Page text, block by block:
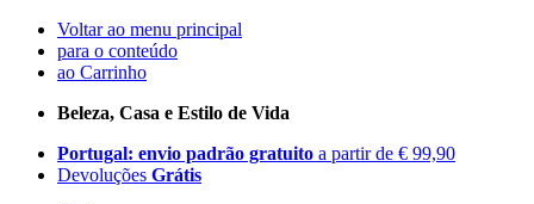
Voltar ao menu principal
para o conteúdo
ao Carrinho
Beleza, Casa e Estilo de Vida
Portugal: envio padrão gratuito a partir de € 99,90
Devoluções Grátis